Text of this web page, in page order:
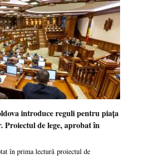
introduce reguli pentru piața
Proiectul de lege, aprobat în
în prima lectură proiectul de